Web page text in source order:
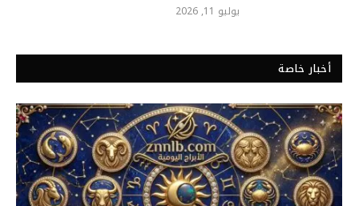
يوليو 11, 2026
أخبار خاصة